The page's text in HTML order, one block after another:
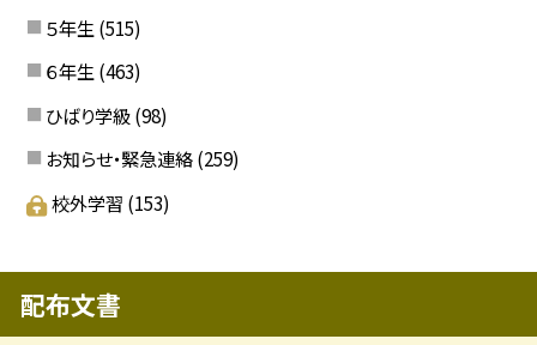
５年生 (515)
６年生 (463)
ひばり学級 (98)
お知らせ・緊急連絡 (259)
校外学習 (153)
配布文書